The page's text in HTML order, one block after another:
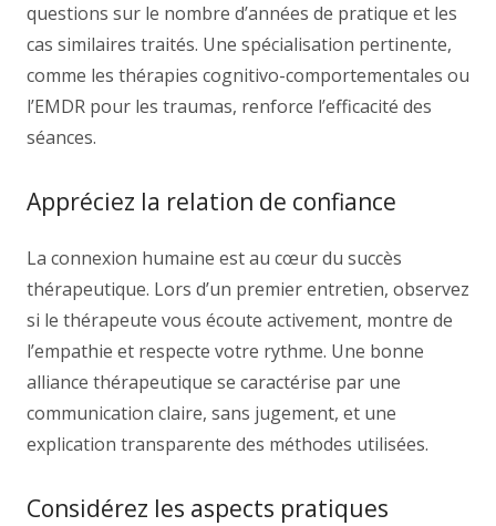
questions sur le nombre d’années de pratique et les
cas similaires traités. Une spécialisation pertinente,
comme les thérapies cognitivo-comportementales ou
l’EMDR pour les traumas, renforce l’efficacité des
séances.
Appréciez la relation de confiance
La connexion humaine est au cœur du succès
thérapeutique. Lors d’un premier entretien, observez
si le thérapeute vous écoute activement, montre de
l’empathie et respecte votre rythme. Une bonne
alliance thérapeutique se caractérise par une
communication claire, sans jugement, et une
explication transparente des méthodes utilisées.
Considérez les aspects pratiques